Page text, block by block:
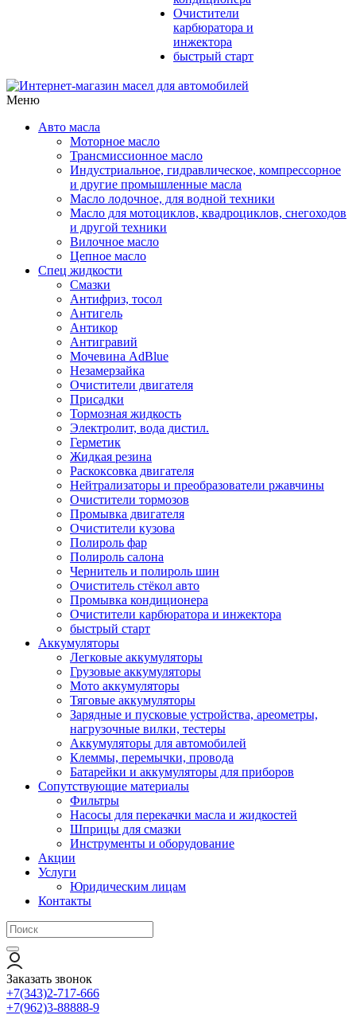
Очистители
карбюратора и
инжектора
быстрый старт
Меню
Авто масла
Моторное масло
Трансмиссионное масло
Индустриальное, гидравлическое, компрессорное
и другие промышленные масла
Масло лодочное, для водной техники
Масло для мотоциклов, квадроциклов, снегоходов
и другой техники
Вилочное масло
Цепное масло
Спец жидкости
Смазки
Антифриз, тосол
Антигель
Антикор
Антигравий
Мочевина AdBlue
Незамерзайка
Очистители двигателя
Присадки
Тормозная жидкость
Электролит, вода дистил.
Герметик
Жидкая резина
Раскоксовка двигателя
Нейтрализаторы и преобразователи ржавчины
Очистители тормозов
Промывка двигателя
Очистители кузова
Полироль фар
Полироль салона
Чернитель и полироль шин
Очиститель стёкол авто
Промывка кондиционера
Очистители карбюратора и инжектора
быстрый старт
Аккумуляторы
Легковые аккумуляторы
Грузовые аккумуляторы
Мото аккумуляторы
Тяговые аккумуляторы
Зарядные и пусковые устройства, ареометры,
нагрузочные вилки, тестеры
Аккумуляторы для автомобилей
Клеммы, перемычки, провода
Батарейки и аккумуляторы для приборов
Сопутствующие материалы
Фильтры
Насосы для перекачки масла и жидкостей
Шприцы для смазки
Инструменты и оборудование
Акции
Услуги
Юридическим лицам
Контакты
Заказать звонок
+7(343)2-717-666
+7(962)3-88888-9